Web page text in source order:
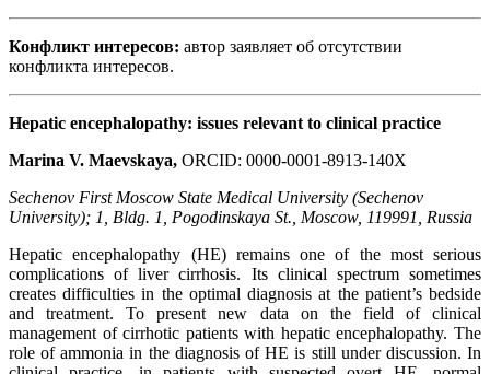
Конфликт интересов: автор заявляет об отсутствии
конфликта интересов.
Hepatic encephalopathy: issues relevant to clinical practice
Marina V. Maevskaya, ORCID: 0000-0001-8913-140X
Sechenov First Moscow State Medical University (Sechenov
University); 1, Bldg. 1, Pogodinskaya St., Moscow, 119991, Russia
Hepatic encephalopathy (HE) remains one of the most serious
complications of liver cirrhosis. Its clinical spectrum sometimes
creates difficulties in the optimal diagnosis at the patient’s bedside
and treatment. To present new data on the field of clinical
management of cirrhotic patients with hepatic encephalopathy. The
role of ammonia in the diagnosis of HE is still under discussion. In